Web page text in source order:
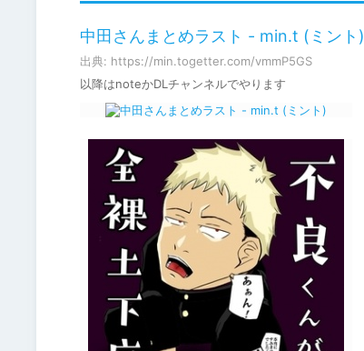
中田さんまとめラスト - min.t (ミント)
出典: https://min.togetter.com/vmmP5GS
以降はnoteかDLチャンネルでやります